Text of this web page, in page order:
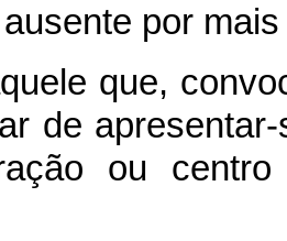
por
que,
de
ou